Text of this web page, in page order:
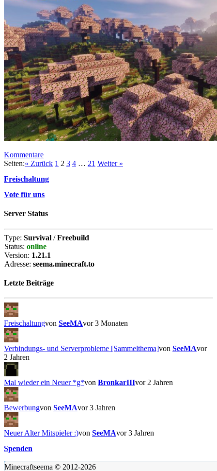
Kommentare
Seiten:« Zurück 1 2 3 4 … 21 Weiter »
Freischaltung
Vote für uns
Server Status
Type: Survival /Freebuild
Status: online
Version: 1.21.1
Adresse: seema.minecraft.to
Letzte Beiträge
Freischaltungvon SeeMAvor 3 Monaten
Verbindungs- und Serverprobleme [Sammelthema]von SeeMAvor
2 Jahren
Mal wieder ein Neuer *g*von BronkarIIIvor 2 Jahren
Bewerbungvon SeeMAvor 3 Jahren
Neuer Alter Mitspieler :)von SeeMAvor 3 Jahren
Spenden
Minecraftseema © 2012-2026